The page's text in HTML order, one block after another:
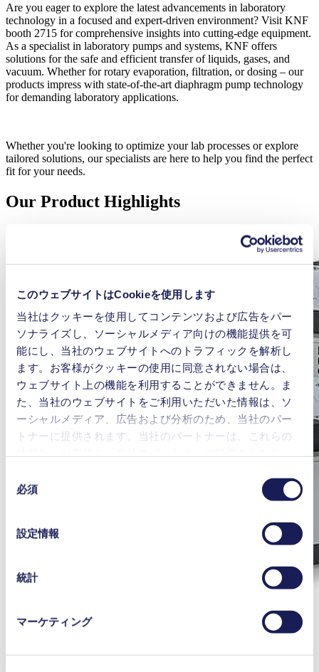
このウェブサイトはCookieを使用します
当社はクッキーを使用してコンテンツおよび広告をパー
ソナライズし、ソーシャルメディア向けの機能提供を可
能にし、当社のウェブサイトへのトラフィックを解析し
ます。お客様がクッキーの使用に同意されない場合は、
ウェブサイト上の機能を利用することができません。ま
た、当社のウェブサイトをご利用いただいた情報は、ソ
ーシャルメディア、広告および分析のため、当社のパー
トナーに提供されます。当社のパートナーは、これらの
データと組み合わせる場合があります。お客様の同意登
録は、ウェブサイトの末尾に記載されている「Cookies」
をクリックし、チェックマークを外していただけば、い
つでも取り消すことができます。
保存期間の詳細については、当社の[プライバシーポリシ
必須
設定情報
統計
マーケティング
Are you eager to explore the latest advancements in laboratory
technology in a focused and expert-driven environment? Visit KNF
booth 2715 for comprehensive insights into cutting-edge equipment.
As a specialist in laboratory pumps and systems, KNF offers
solutions for the safe and efficient transfer of liquids, gases, and
vacuum. Whether for rotary evaporation, filtration, or dosing – our
products impress with state-of-the-art diaphragm pump technology
for demanding laboratory applications.
Whether you're looking to optimize your lab processes or explore
tailored solutions, our specialists are here to help you find the perfect
fit for your needs.
Our Product Highlights